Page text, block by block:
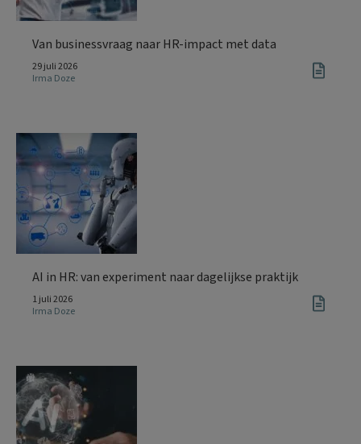
Van businessvraag naar HR-impact met data
29 juli 2026
Irma Doze
AI in HR: van experiment naar dagelijkse praktijk
1 juli 2026
Irma Doze